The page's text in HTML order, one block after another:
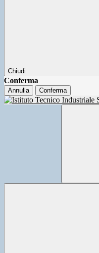
Chiudi
Conferma
Annulla Conferma